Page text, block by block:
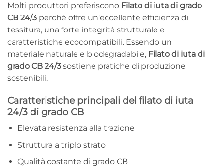
Molti produttori preferiscono Filato di iuta di grado
CB 24/3 perché offre un'eccellente efficienza di
tessitura, una forte integrità strutturale e
caratteristiche ecocompatibili. Essendo un
materiale naturale e biodegradabile, Filato di iuta di
grado CB 24/3 sostiene pratiche di produzione
sostenibili.
Caratteristiche principali del filato di iuta
24/3 di grado CB
Elevata resistenza alla trazione
Struttura a triplo strato
Qualità costante di grado CB